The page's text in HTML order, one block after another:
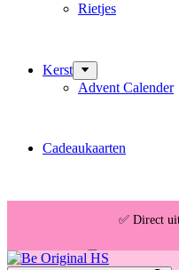
Rietjes
Kerst
Advent Calender
Cadeaukaarten
✅ Direct
🚚 Gratis